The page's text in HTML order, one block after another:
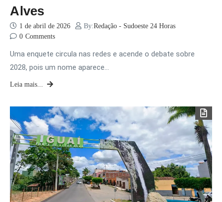
Alves
1 de abril de 2026 By:Redação - Sudoeste 24 Horas
0 Comments
Uma enquete circula nas redes e acende o debate sobre
2028, pois um nome aparece…
Leia mais...